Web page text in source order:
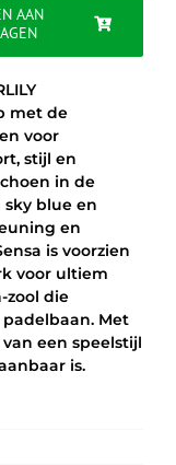
AAN
met de
voor
stijl en
in de
blue en
en
is voorzien
voor ultiem
zool die
Met
een speelstijl
is.